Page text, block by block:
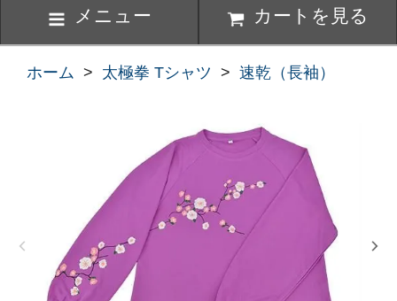
メニュー カートを見る
ホーム > 太極拳 Tシャツ > 速乾（長袖）